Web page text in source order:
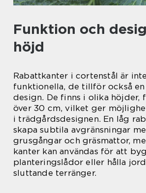
Funktion och
höjd
Rabattkanter i cortenstål är
funktionella, de tillför också
design. De finns i olika höjder,
över 30 cm, vilket ger
i trädgårdsdesignen. En låg
skapa subtila avgränsningar
grusgångar och gräsmattor,
kanter kan användas för att
planteringslådor eller hålla
sluttande terränger.